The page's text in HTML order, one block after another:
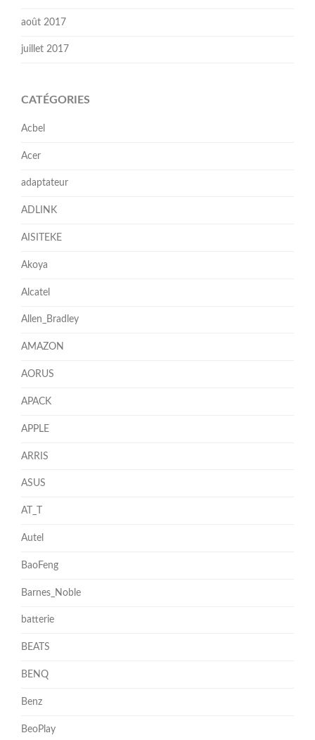
août 2017
juillet 2017
CATÉGORIES
Acbel
Acer
adaptateur
ADLINK
AISITEKE
Akoya
Alcatel
Allen_Bradley
AMAZON
AORUS
APACK
APPLE
ARRIS
ASUS
AT_T
Autel
BaoFeng
Barnes_Noble
batterie
BEATS
BENQ
Benz
BeoPlay